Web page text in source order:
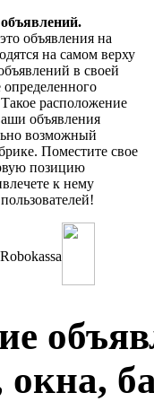
объявления на
на самом верху
в своей
определенного
расположение
объявления
возможный
Поместите свое
позицию
к нему
Robokassa
окна,